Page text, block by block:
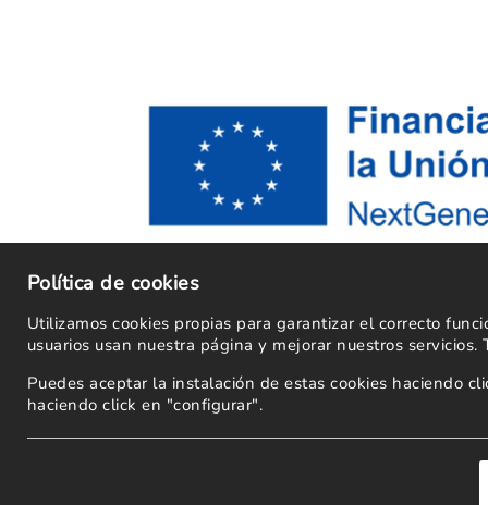
Política de cookies
Utilizamos cookies propias para garantizar el correcto
usuarios usan nuestra página y mejorar nuestros
Puedes aceptar la instalación de estas cookies haciendo
haciendo click en "configurar".